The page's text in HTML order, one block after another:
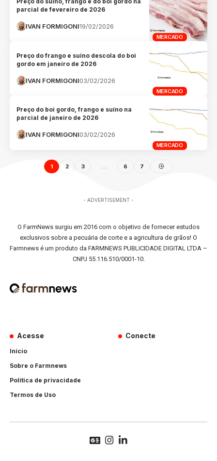
MERCADO
parcial de fevereiro de 2026
IVAN FORMIGONI19/02/2026
MERCADO
Preço do frango e suíno descola do boi
gordo em janeiro de 2026
IVAN FORMIGONI03/02/2026
MERCADO
Preço do boi gordo, frango e suíno na
parcial de janeiro de 2026
IVAN FORMIGONI03/02/2026
1 2 3 … 6 7
- ADVERTISEMENT -
O FarmNews surgiu em 2016 com o objetivo de fornecer estudos
exclusivos sobre a pecuária de corte e a agricultura de grãos! O
Farmnews é um produto da FARMNEWS PUBLICIDADE DIGITAL LTDA –
CNPJ 55.116.510/0001-10.
Acesse
Início
Sobre o Farmnews
Política de privacidade
Termos de Uso
Conecte